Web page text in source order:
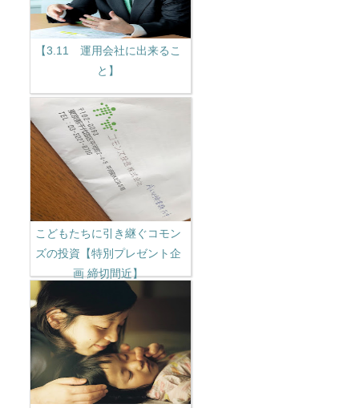
【3.11 運用会社に出来るこ
と】
こどもたちに引き継ぐコモン
ズの投資【特別プレゼント企
画 締切間近】